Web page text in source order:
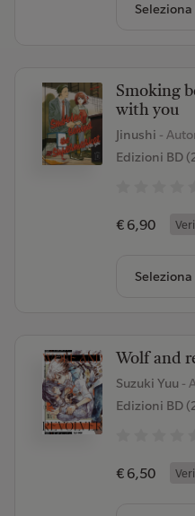
Smoking
with you
Jinushi -
Edizioni BD
€ 6,90
Wolf and
Suzuki Yuu -
Edizioni BD
€ 6,50